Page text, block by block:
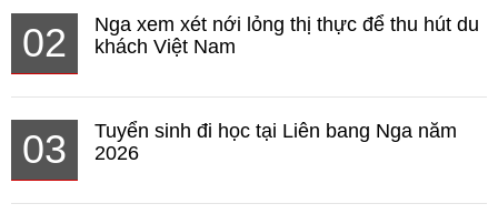
02
Nga xem xét nới lỏng thị thực để thu hút du
khách Việt Nam
03
Tuyển sinh đi học tại Liên bang Nga năm
2026